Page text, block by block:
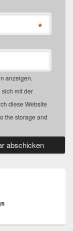
*
anzeigen.
mit der
diese Website
the storage and